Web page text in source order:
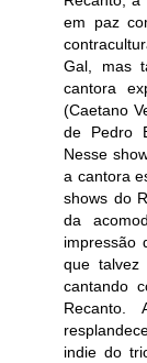
em paz
Gal, mas
cantora
(Caetano
de Pedro
Nesse
a cantora
shows do
da
impressão
que
cantando
Recanto.
indie do